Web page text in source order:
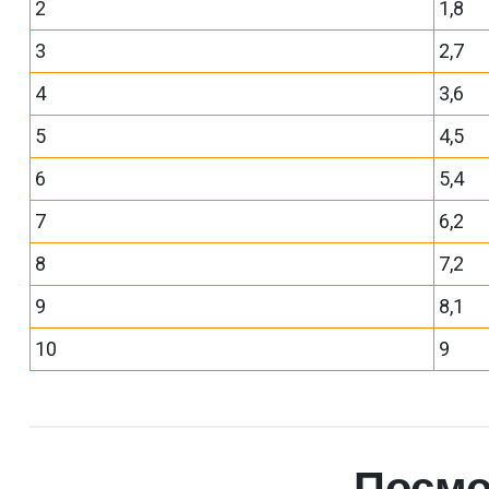
2
1,8
3
2,7
4
3,6
5
4,5
6
5,4
7
6,2
8
7,2
9
8,1
10
9